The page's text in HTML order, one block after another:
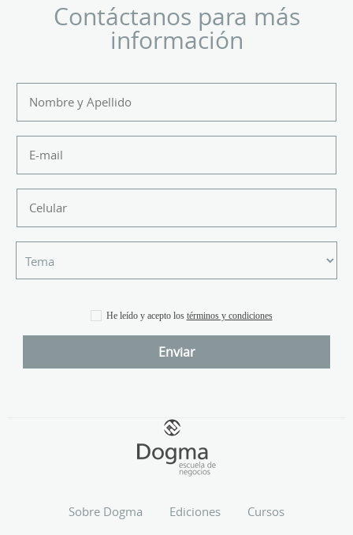
Contáctanos para más
información
He leído y acepto los términos y condiciones
Sobre Dogma Ediciones Cursos